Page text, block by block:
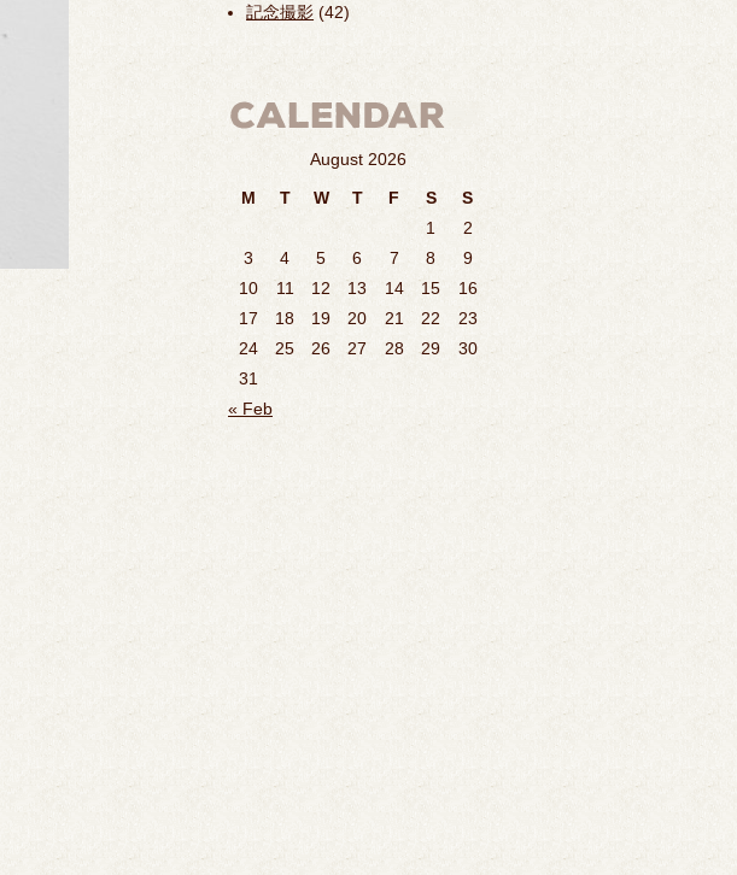
記念撮影 (42)
August 2026
M
T W T F S
S
1
2
3
4 5 6 7 8
9
10
11 12 13 14 15
16
17
18 19 20 21 22
23
24
25 26 27 28 29
30
31
« Feb